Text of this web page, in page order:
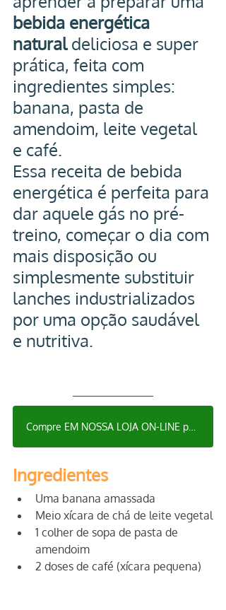
bebida energética
natural deliciosa e super
prática, feita com
ingredientes simples:
banana, pasta de
amendoim, leite vegetal
e café.
Essa receita de bebida
energética é perfeita para
dar aquele gás no pré-
treino, começar o dia com
mais disposição ou
simplesmente substituir
lanches industrializados
por uma opção saudável
e nutritiva.
Ingredientes
Uma banana amassada
Meio xícara de chá de leite vegetal
1 colher de sopa de pasta de
amendoim
2 doses de café (xícara pequena)